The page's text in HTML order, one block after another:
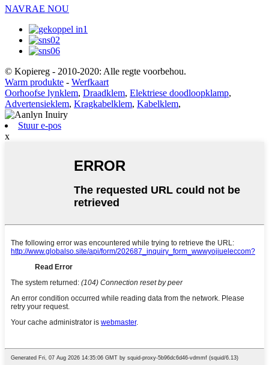
NAVRAE NOU
© Kopiereg - 2010-2020: Alle regte voorbehou.
Warm produkte - Werfkaart
Oorhoofse lynklem, Draadklem, Elektriese doodloopklamp,
Advertensieklem, Kragkabelklem, Kabelklem,
Stuur e-pos
x